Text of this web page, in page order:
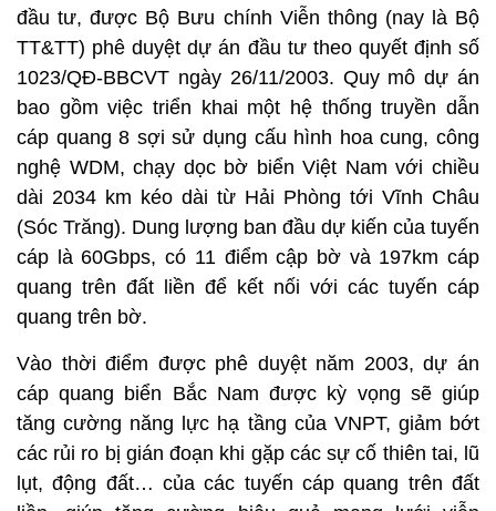
đầu tư, được Bộ Bưu chính Viễn thông (nay là Bộ
TT&TT) phê duyệt dự án đầu tư theo quyết định số
1023/QĐ-BBCVT ngày 26/11/2003. Quy mô dự án
bao gồm việc triển khai một hệ thống truyền dẫn
cáp quang 8 sợi sử dụng cấu hình hoa cung, công
nghệ WDM, chạy dọc bờ biển Việt Nam với chiều
dài 2034 km kéo dài từ Hải Phòng tới Vĩnh Châu
(Sóc Trăng). Dung lượng ban đầu dự kiến của tuyến
cáp là 60Gbps, có 11 điểm cập bờ và 197km cáp
quang trên đất liền để kết nối với các tuyến cáp
quang trên bờ.
Vào thời điểm được phê duyệt năm 2003, dự án
cáp quang biển Bắc Nam được kỳ vọng sẽ giúp
tăng cường năng lực hạ tầng của VNPT, giảm bớt
các rủi ro bị gián đoạn khi gặp các sự cố thiên tai, lũ
lụt, động đất… của các tuyến cáp quang trên đất